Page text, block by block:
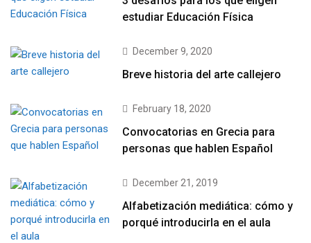
estudiar Educación Física
December 9, 2020
Breve historia del arte callejero
February 18, 2020
Convocatorias en Grecia para
personas que hablen Español
December 21, 2019
Alfabetización mediática: cómo y
porqué introducirla en el aula